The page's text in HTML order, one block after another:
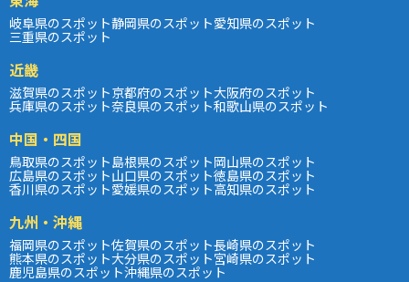
岐阜県のスポット静岡県のスポット愛知県のスポット
三重県のスポット
近畿
滋賀県のスポット京都府のスポット大阪府のスポット
兵庫県のスポット奈良県のスポット和歌山県のスポット
中国・四国
鳥取県のスポット島根県のスポット岡山県のスポット
広島県のスポット山口県のスポット徳島県のスポット
香川県のスポット愛媛県のスポット高知県のスポット
九州・沖縄
福岡県のスポット佐賀県のスポット長崎県のスポット
熊本県のスポット大分県のスポット宮崎県のスポット
鹿児島県のスポット沖縄県のスポット